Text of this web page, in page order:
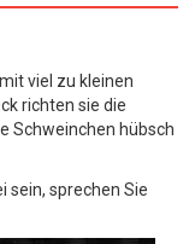
viel zu kleinen
richten sie die
Schweinchen hübsch
sein, sprechen Sie